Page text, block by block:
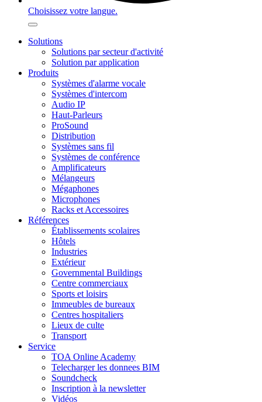
Choisissez votre langue.
Solutions
Solutions par secteur d'activité
Solution par application
Produits
Systèmes d'alarme vocale
Systèmes d'intercom
Audio IP
Haut-Parleurs
ProSound
Distribution
Systèmes sans fil
Systèmes de conférence
Amplificateurs
Mélangeurs
Mégaphones
Microphones
Racks et Accessoires
Références
Établissements scolaires
Hôtels
Industries
Extérieur
Governmental Buildings
Centre commerciaux
Sports et loisirs
Immeubles de bureaux
Centres hospitaliers
Lieux de culte
Transport
Service
TOA Online Academy
Telecharger les donnees BIM
Soundcheck
Inscription à la newsletter
Vidéos